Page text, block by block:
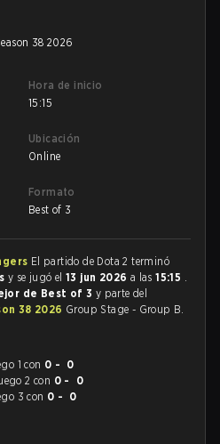
38 2026
Hora de inicio
15:15
Ubicación
Online
Formato
Best of 3
El partido de Dota 2 terminó
y se jugó el13 jun 2026 a las15:15 .
de Best of 3 y parte del
38 2026 Group Stage - Group B.
1 con 0 - 0
2 con 0 - 0
3 con 0 - 0